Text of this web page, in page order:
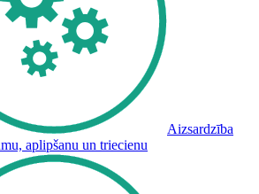
Aizsardzība
aplipšanu un triecienu